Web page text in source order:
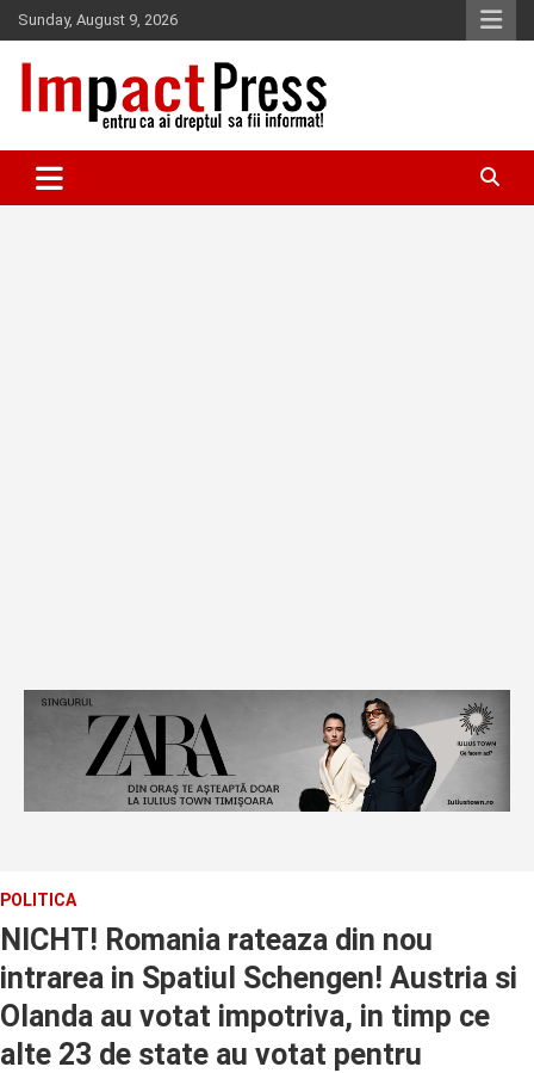
Skip
to
content
Sunday, August 9, 2026
IMPACTPRESS
POLITICA
NICHT! Romania rateaza din nou
intrarea in Spatiul Schengen! Austria si
Olanda au votat impotriva, in timp ce
alte 23 de state au votat pentru